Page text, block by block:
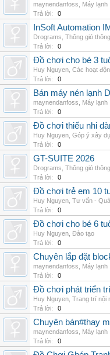
maynendanfoss
Máy lạnh
Trả lời:
0
InSoft Automation
Drograms Thông gió
Trả lời:
0
Đồ chơi cho bé 3
Huy Nguyen Các hoạt
Trả lời:
0
Bán máy nén lạnh
maynendanfoss
Máy lạnh
Trả lời:
0
Đồ chơi thiếu nhi
Huy Nguyen Góp ý xây
Trả lời:
0
GT-SUITE 2026
Drograms Thông gió
Trả lời:
0
Đồ chơi trẻ em 10
Huy Nguyen Tư vấn -
Trả lời:
0
Đồ chơi cho bé 6
Huy Nguyen Đào tạo
Trả lời:
0
Chuyên lắp đặt
maynendanfoss
Máy lạnh
Trả lời:
0
Đồ chơi phát triển
Huy Nguyen Trang trí nội
Trả lời:
0
Chuyên bán#thay
maynendanfoss
Máy lạnh
Trả lời:
0